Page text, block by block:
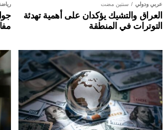
عربي ودولي سنتين مضت
العراق والتشيك يؤكدان على أهمية تهدئة
التوترات في المنطقة